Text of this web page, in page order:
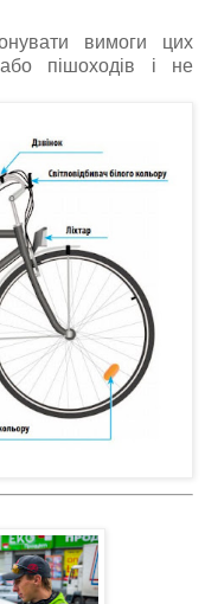
вимоги цих
пішоходів і не